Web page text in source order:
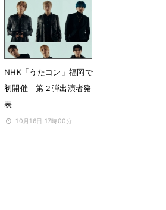
緊張伝染：一問一答
12月30日 19時10分
NHK「うたコン」福岡で
初開催 第２弾出演者発
表
10月16日 17時00分